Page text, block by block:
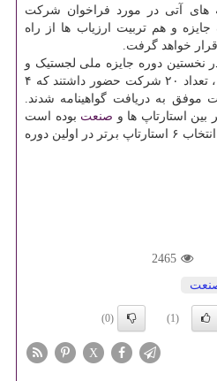
های آتی در مورد فراخوان شرکت
و هم تربیت ارزیاب ها از راه
خواهد گرفت.
نخستین دوره جایزه ملی لجستیک و
زنجیره تأمین در مهرماه ۱۳۹۸، تعداد ۲۰ شرکت حضور داشتند که ۴
و ۱۲ شرکت موفق به دریافت گواهینامه شدند.
بین استارتاپ ها و صنعت بوده است
که با مشارکت ۴۲ استارتاپ و انتخاب ۶ استارتاپ برتر در اولین دوره
2465
(1)
(0)
X